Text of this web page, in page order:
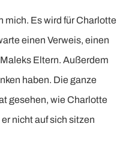
mich. Es wird für Charlotte
einen Verweis, einen
Eltern. Außerdem
haben. Die ganze
gesehen, wie Charlotte
nicht auf sich sitzen